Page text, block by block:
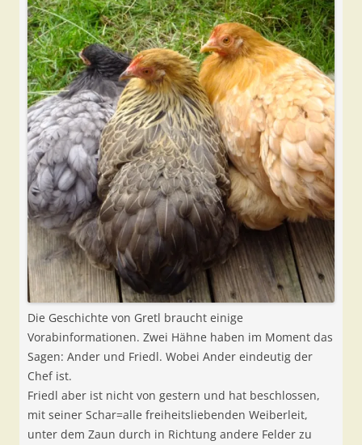
Die Geschichte von Gretl braucht einige
Vorabinformationen. Zwei Hähne haben im Moment das
Sagen: Ander und Friedl. Wobei Ander eindeutig der
Chef ist.
Friedl aber ist nicht von gestern und hat beschlossen,
mit seiner Schar=alle freiheitsliebenden Weiberleit,
unter dem Zaun durch in Richtung andere Felder zu